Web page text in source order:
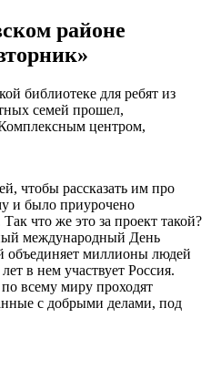
районе
библиотеке для ребят из
семей прошел,
центром,
чтобы рассказать им про
и было приурочено
что же это за проект такой?
международный День
объединяет миллионы людей
в нем участвует Россия.
всему миру проходят
с добрыми делами, под